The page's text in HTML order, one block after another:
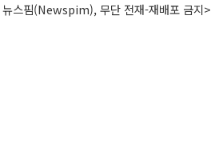
뉴스핌(Newspim), 무단 전재-재배포 금지>